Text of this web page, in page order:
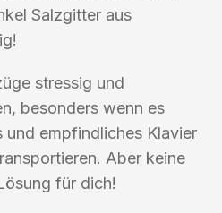
Salzgitter aus
stressig und
besonders wenn es
und empfindliches Klavier
Aber keine
für dich!